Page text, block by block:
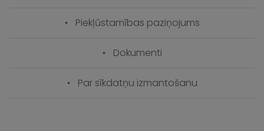
Piekļūstamības paziņojums
Dokumenti
Par sīkdatņu izmantošanu